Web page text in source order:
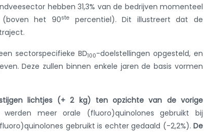
hebben 31,3% van de bedrijven momenteel
het 90ste
percentiel). Dit illustreert dat de
sectorspecifieke BD100-doelstellingen opgesteld, en
Deze zullen binnen enkele jaren de basis vormen
lichtjes (+ 2 kg) ten opzichte van de vorige
meer orale (fluoro)quinolones gebruikt bij
gebruikt is echter gedaald (-2,2%). De